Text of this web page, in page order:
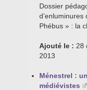
Dossier
Phébus » : la
Ajouté le : 28
2013
Ménestrel :
médiévistes